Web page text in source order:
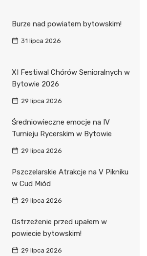
Burze nad powiatem bytowskim!
31 lipca 2026
XI Festiwal Chórów Senioralnych w
Bytowie 2026
29 lipca 2026
Średniowieczne emocje na IV
Turnieju Rycerskim w Bytowie
29 lipca 2026
Pszczelarskie Atrakcje na V Pikniku
w Cud Miód
29 lipca 2026
Ostrzeżenie przed upałem w
powiecie bytowskim!
29 lipca 2026